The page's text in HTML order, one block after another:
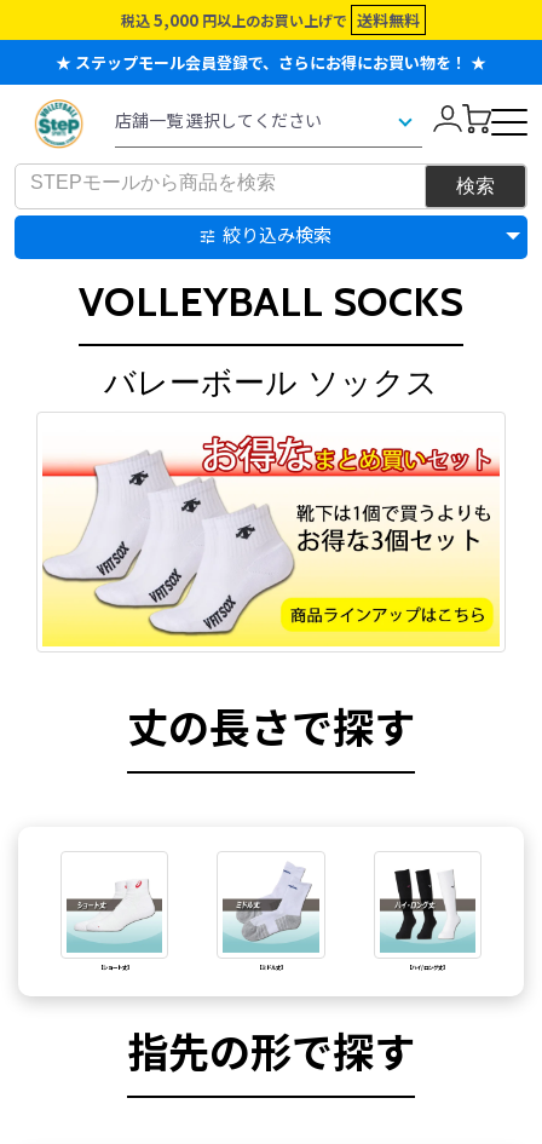
税込 5,000 円以上のお買い上げで 送料無料
★ ステップモール会員登録で、さらにお得にお買い物を！ ★
絞り込み検索
VOLLEYBALL SOCKS
バレーボール ソックス
丈の長さで探す
【ショート丈】 【ミドル丈】 【ハイ/ロング丈】
指先の形で探す